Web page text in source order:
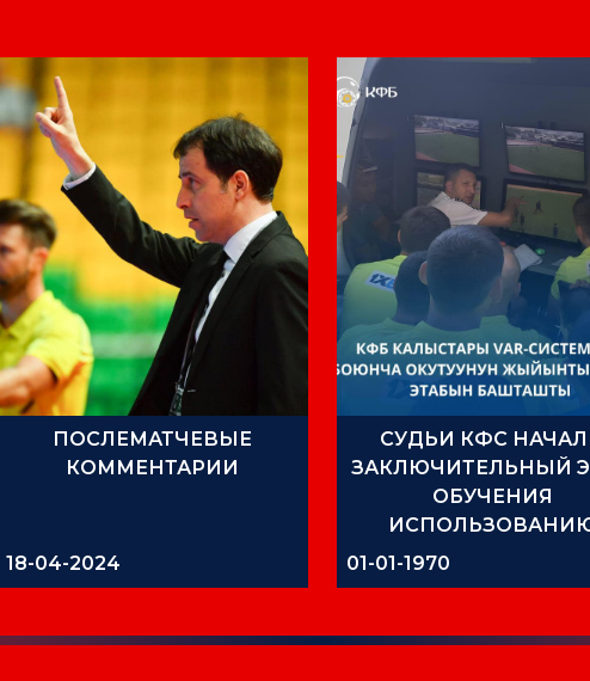
ПОСЛЕМАТЧЕВЫЕ
КОММЕНТАРИИ
18-04-2024
СУДЬИ КФС
ЗАКЛЮЧИТЕЛЬНЫЙ
ОБУЧЕНИЯ
СИСТЕМЫ VAR
01-01-1970